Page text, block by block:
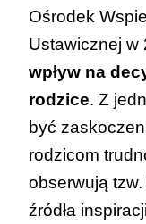
Ośrodek
Ustawicznej w
wpływ na
rodzice. Z
być
rodzicom
obserwują
źródła